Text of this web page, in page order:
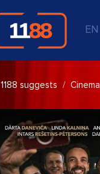
EN
1188 suggests Cinema